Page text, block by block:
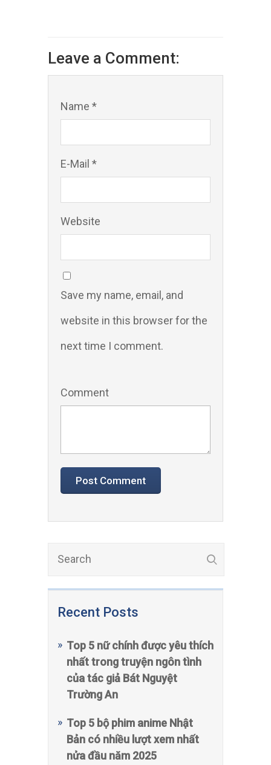
Recent Posts
Top 5 nữ chính được yêu thích
nhất trong truyện ngôn tình
của tác giả Bát Nguyệt
Trường An
Top 5 bộ phim anime Nhật
Bản có nhiều lượt xem nhất
nửa đầu năm 2025
Leave a Comment:
Name *
E-Mail *
Website
Save my name, email, and
website in this browser for the
next time I comment.
Comment